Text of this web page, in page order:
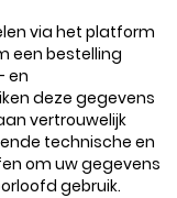
via het platform
een bestelling
en
deze gegevens
vertrouwelijk
technische en
om uw gegevens
gebruik.